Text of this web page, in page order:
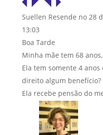
Suellen Resende no 28
13:03
Boa Tarde
Minha mãe tem 68
Ela tem somente 4
direito algum benefício?
Ela recebe pensão do